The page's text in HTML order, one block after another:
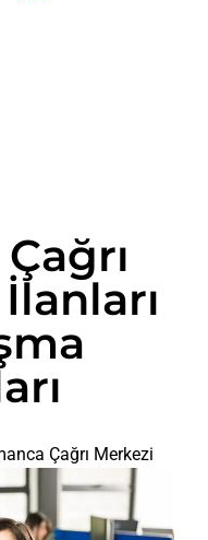
Çağrı Merkezi